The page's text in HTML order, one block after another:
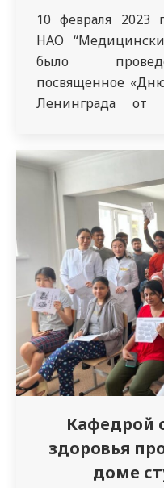
10 февраля 2023
НАО
было
посвященное
Ленинграда от
информацию о
принимавших
Ленинградом,
битве, отваге
врага пером.
участием
Кафедрой
здоровья
доме